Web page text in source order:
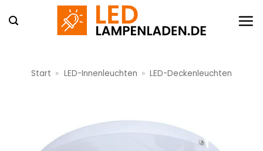
Inhalt
Start » LED-Innenleuchten » LED-Deckenleuchten